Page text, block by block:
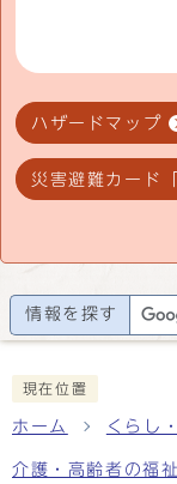
ハザードマップ
災害避難カード
情報を探す
現在位置
ホーム くらし
介護・高齢者の福祉